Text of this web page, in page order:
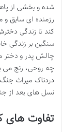
شده و بخشی از
رزمنده ای سابق
کند تا زندگی
سنگین بر زندگی
چالش پدر و دختر
چه روحی، رنج می
دردناک میراث
نسل های بعد از
تفاوت های